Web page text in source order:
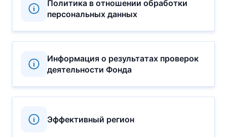
Политика в отношении обработки
персональных данных
Информация о результатах проверок
деятельности Фонда
Эффективный регион